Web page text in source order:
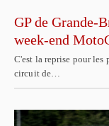
GP de Grande-
week-end
C'est la reprise pour les
circuit de…